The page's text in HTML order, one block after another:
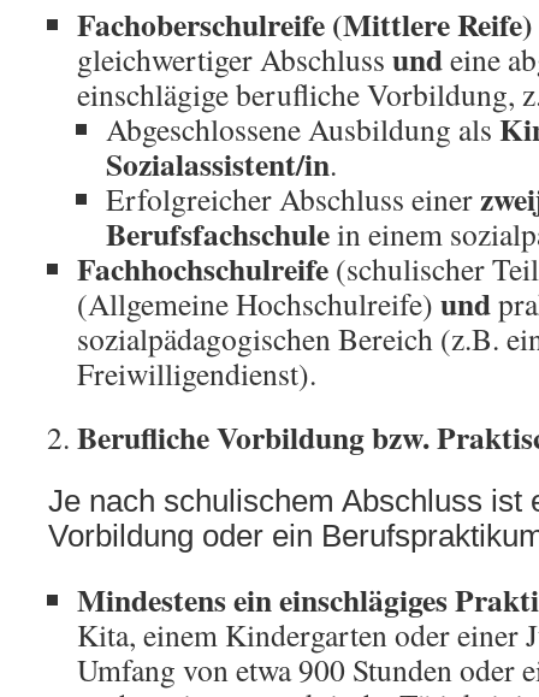
Fachoberschulreife (Mittlere Reife)
gleichwertiger Abschluss undeine
einschlägige berufliche Vorbildung,
Abgeschlossene Ausbildung als
Sozialassistent/in.
Erfolgreicher Abschluss einer
Berufsfachschulein einem
Fachhochschulreife (schulischer
(Allgemeine Hochschulreife) und
sozialpädagogischen Bereich (z.B.
Freiwilligendienst).
Berufliche Vorbildung bzw.
Je nach schulischem Abschluss ist
Vorbildung oder ein
Mindestens ein einschlägiges
Kita, einem Kindergarten oder einer
Umfang von etwa 900 Stunden oder